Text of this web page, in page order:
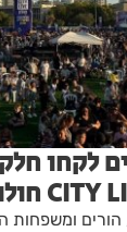
לקחו
הורים ומשפחות